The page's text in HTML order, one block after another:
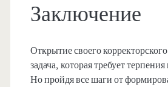
Заключение
Открытие своего
задача, которая требует
Но пройдя все шаги от